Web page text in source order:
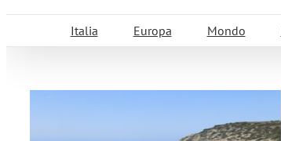
Italia Europa Mondo